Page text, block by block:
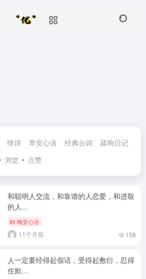
情诗 早安心语 经典台词 舔狗日记
浏览 点赞
和聪明人交流，和靠谱的人恋爱，和进取
的人…
晚安心语
11个月前 138
人一定要经得起假话，受得起敷衍，忍得
住欺…